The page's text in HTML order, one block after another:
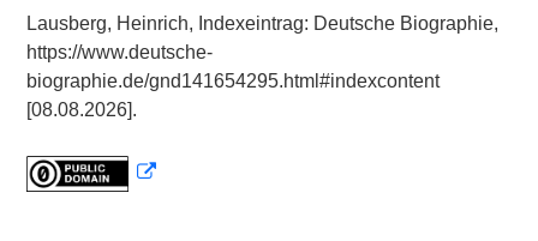
Lausberg, Heinrich, Indexeintrag: Deutsche Biographie,
https://www.deutsche-
biographie.de/gnd141654295.html#indexcontent
[08.08.2026].